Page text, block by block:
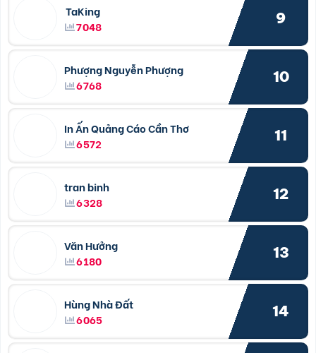
TaKing
7048
9
Phượng Nguyễn Phượng
6768
10
In Ấn Quảng Cáo Cần Thơ
6572
11
tran binh
6328
12
Văn Hưởng
6180
13
Hùng Nhà Đất
6065
14